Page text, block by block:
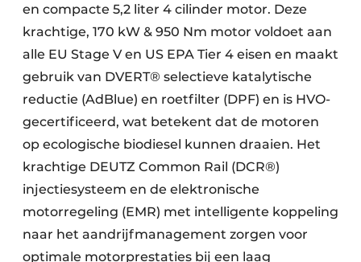
en compacte 5,2 liter 4 cilinder motor. Deze
krachtige, 170 kW & 950 Nm motor voldoet aan
alle EU Stage V en US EPA Tier 4 eisen en maakt
gebruik van DVERT® selectieve katalytische
reductie (AdBlue) en roetfilter (DPF) en is HVO-
gecertificeerd, wat betekent dat de motoren
op ecologische biodiesel kunnen draaien. Het
krachtige DEUTZ Common Rail (DCR®)
injectiesysteem en de elektronische
motorregeling (EMR) met intelligente koppeling
naar het aandrijfmanagement zorgen voor
optimale motorprestaties bij een laag